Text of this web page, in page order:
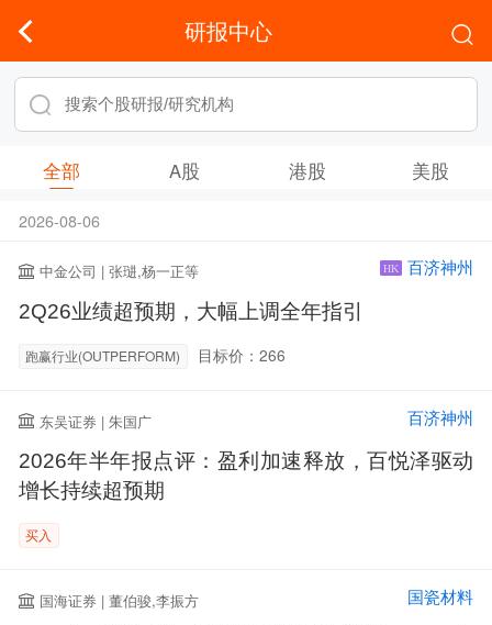
研报中心
全部 A股 港股 美股
2026-08-06
中金公司 | 张琎,杨一正等 HK 百济神州
2Q26业绩超预期，大幅上调全年指引
跑赢行业(OUTPERFORM) 目标价：266
东吴证券 | 朱国广 百济神州
2026年半年报点评：盈利加速释放，百悦泽驱动
增长持续超预期
买入
国海证券 | 董伯骏,李振方 国瓷材料